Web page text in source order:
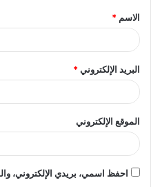
*
الاسم *
البريد الإلكتروني*
الموقع الإلكتروني
احفظ اسمي، بريدي الإلكتروني،